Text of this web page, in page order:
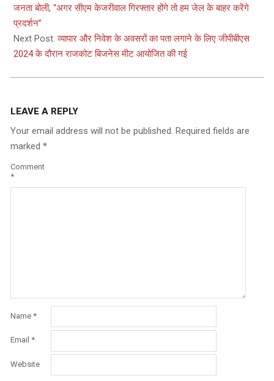
12
जनता बोली, “अगर सीएम केजरीवाल गिरफ्तार होंगे तो हम जेल के बाहर करेंगे
प्रदर्शन”
Next Post:व्यापार और निवेश के अवसरों का पता लगाने के लिए जीपीबीएस
2024 के दौरान राजकोट बिजनेस मीट आयोजित की गई
LEAVE A REPLY
Your email address will not be published. Required fields are
marked *
Comment
*
Name *
Email *
Website